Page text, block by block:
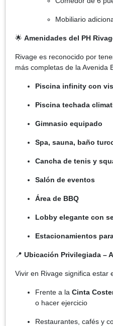
Mobiliario
🌟 Amenidades del PH
Rivage es reconocido por
más completas de la Avenida
Piscina infinity con
Piscina techada
Gimnasio equipado
Spa, sauna, baño
Cancha de tenis y
Salón de eventos
Área de BBQ
Lobby elegante con
Estacionamientos
📍 Ubicación Privilegiada –
Vivir en Rivage significa estar
Frente a la Cinta
o hacer ejercicio
Restaurantes, cafés y